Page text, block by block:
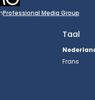
Professional Media Group
Taal
Frans